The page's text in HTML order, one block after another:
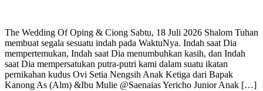
The Wedding Of Oping & Ciong Sabtu, 18 Juli 2026 Shalom Tuhan
membuat segala sesuatu indah pada WaktuNya. Indah saat Dia
mempertemukan, Indah saat Dia menumbuhkan kasih, dan Indah
saat Dia mempersatukan putra-putri kami dalam suatu ikatan
pernikahan kudus Ovi Setia Nengsih Anak Ketiga dari Bapak
Kanong As (Alm) &Ibu Mulie @Saenaias Yericho Junior Anak […]